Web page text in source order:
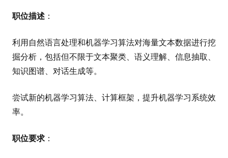
职位描述 ：
利用自然语言处理和机器学习算法对海量文本数据进行挖
掘分析，包括但不限于文本聚类、语义理解、信息抽取、
知识图谱、对话生成等。
尝试新的机器学习算法、计算框架，提升机器学习系统效
率。
职位要求 ：